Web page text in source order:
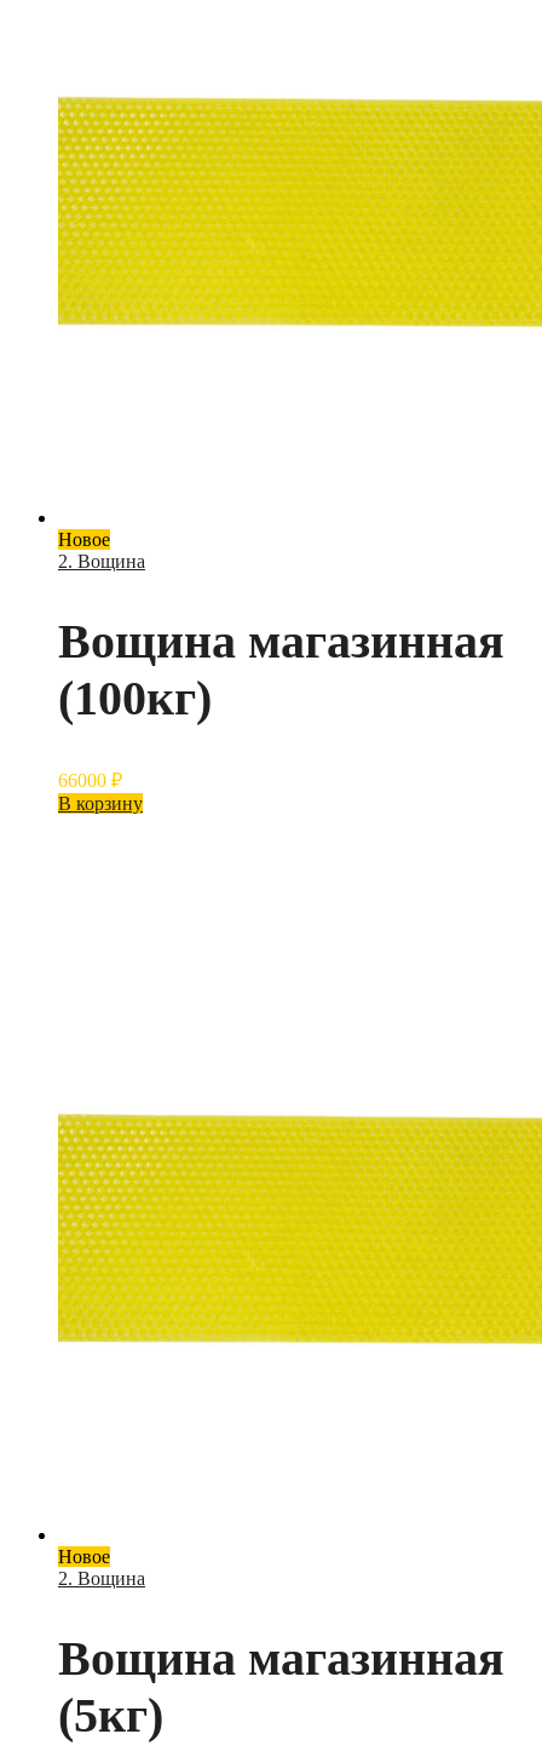
Новое
2. Вощина
Вощина магазинная
(100кг)
66000 ₽
В корзину
Новое
2. Вощина
Вощина магазинная
(5кг)